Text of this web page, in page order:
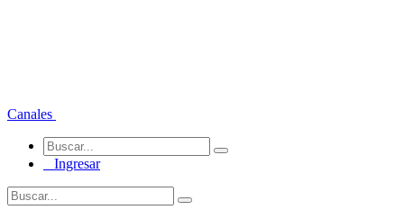
Canales
Ingresar